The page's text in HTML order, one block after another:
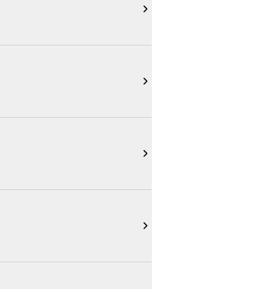



